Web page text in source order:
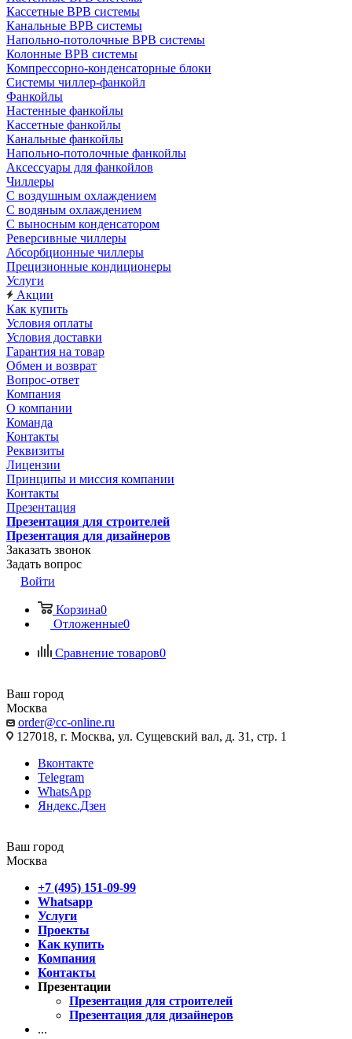
Кассетные ВРВ системы
Канальные ВРВ системы
Напольно-потолочные ВРВ системы
Колонные ВРВ системы
Компрессорно-конденсаторные блоки
Системы чиллер-фанкойл
Фанкойлы
Настенные фанкойлы
Кассетные фанкойлы
Канальные фанкойлы
Напольно-потолочные фанкойлы
Аксессуары для фанкойлов
Чиллеры
С воздушным охлаждением
С водяным охлаждением
С выносным конденсатором
Реверсивные чиллеры
Абсорбционные чиллеры
Прецизионные кондиционеры
Услуги
Акции
Как купить
Условия оплаты
Условия доставки
Гарантия на товар
Обмен и возврат
Вопрос-ответ
Компания
О компании
Команда
Контакты
Реквизиты
Лицензии
Принципы и миссия компании
Контакты
Презентация
Презентация для строителей
Презентация для дизайнеров
Заказать звонок
Задать вопрос
Войти
Корзина0
Отложенные0
Сравнение товаров0
Ваш город
Москва
order@cc-online.ru
127018, г. Москва, ул. Сущевский вал, д. 31, стр. 1
Вконтакте
Telegram
WhatsApp
Яндекс.Дзен
Ваш город
Москва
+7 (495) 151-09-99
Whatsapp
Услуги
Проекты
Как купить
Компания
Контакты
Презентации
Презентация для строителей
Презентация для дизайнеров
...